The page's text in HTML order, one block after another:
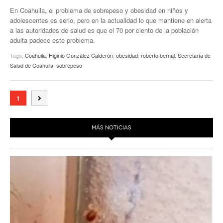
En Coahuila, el problema de sobrepeso y obesidad en niños y
adolescentes es serio, pero en la actualidad lo que mantiene en alerta
a las autoridades de salud es que el 70 por ciento de la población
adulta padece este problema.
Tags: Coahuila Higinio González Calderón obesidad roberto bernal Secretaría de
Salud de Coahuila sobrepeso
1
MÁS NOTICIAS